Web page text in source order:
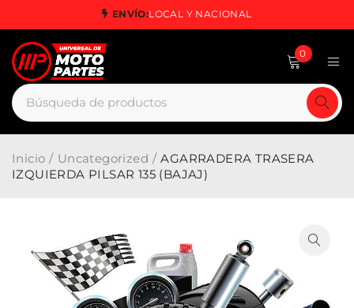
ENVÍO:LOCAL Y NACIONAL
0
Inicio / Uncategorized / AGARRADERA TRASERA
IZQUIERDA PILSAR 135 (BAJAJ)